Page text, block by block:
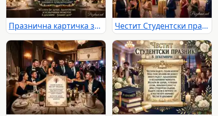
Празнична картичка за 8 декември: Елегантни студенти празнуват в луксозна обстановка със зимна гледка. Честит Студентски празник! Елегантно тържество пред университета на 8 декември с пожелания за знание и напредък.